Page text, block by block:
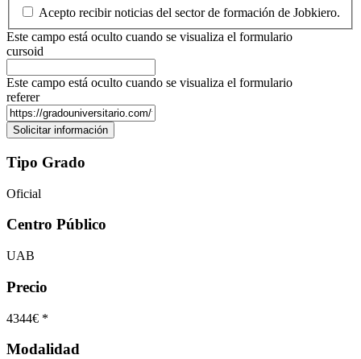
Acepto recibir noticias del sector de formación de Jobkiero.
Este campo está oculto cuando se visualiza el formulario
cursoid
Este campo está oculto cuando se visualiza el formulario
referer
Tipo Grado
Oficial
Centro Público
UAB
Precio
4344€ *
Modalidad